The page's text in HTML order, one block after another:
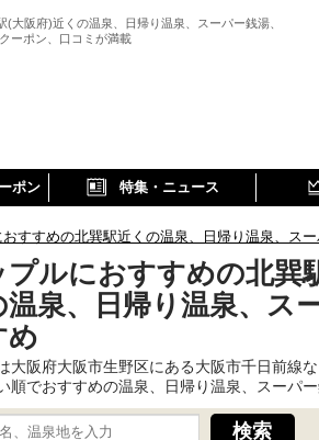
(大阪府)近くの温泉、日帰り温泉、スーパー銭湯、
ーポン、口コミが満載
ポン 特集・ニュース
おすすめの北巽駅近くの温泉、日帰り温泉、ス
プルにおすすめの北巽
温泉、日帰り温泉、ス
め
大阪府大阪市生野区にある大阪市千日前線
順でおすすめの温泉、日帰り温泉、スーパー